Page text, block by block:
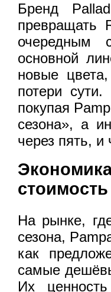
Бренд
превращать
очередным
основной
новые
потери
покупая
сезона», а
через пять, и
На рынке,
сезона,
как
самые
Их